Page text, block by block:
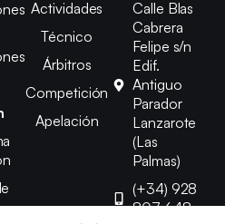
Actividades
Técnico
Árbitros
Competición
Apelación
Calle Blas
Cabrera
Felipe s/n
Edif.
Antiguo
Parador
Lanzarote
(Las
Palmas)
(+34) 928
807 648